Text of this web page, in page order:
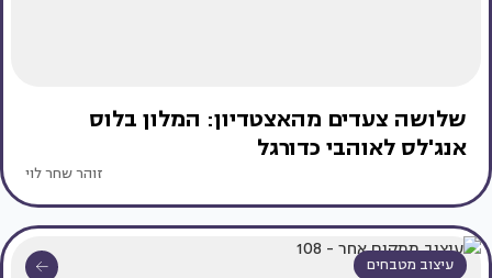
שלושה צעדים מהאצטדיון: המלון בלוס
אנג'לס לאוהבי כדורגל
זוהר שחר לוי
עיצוב מטבחים